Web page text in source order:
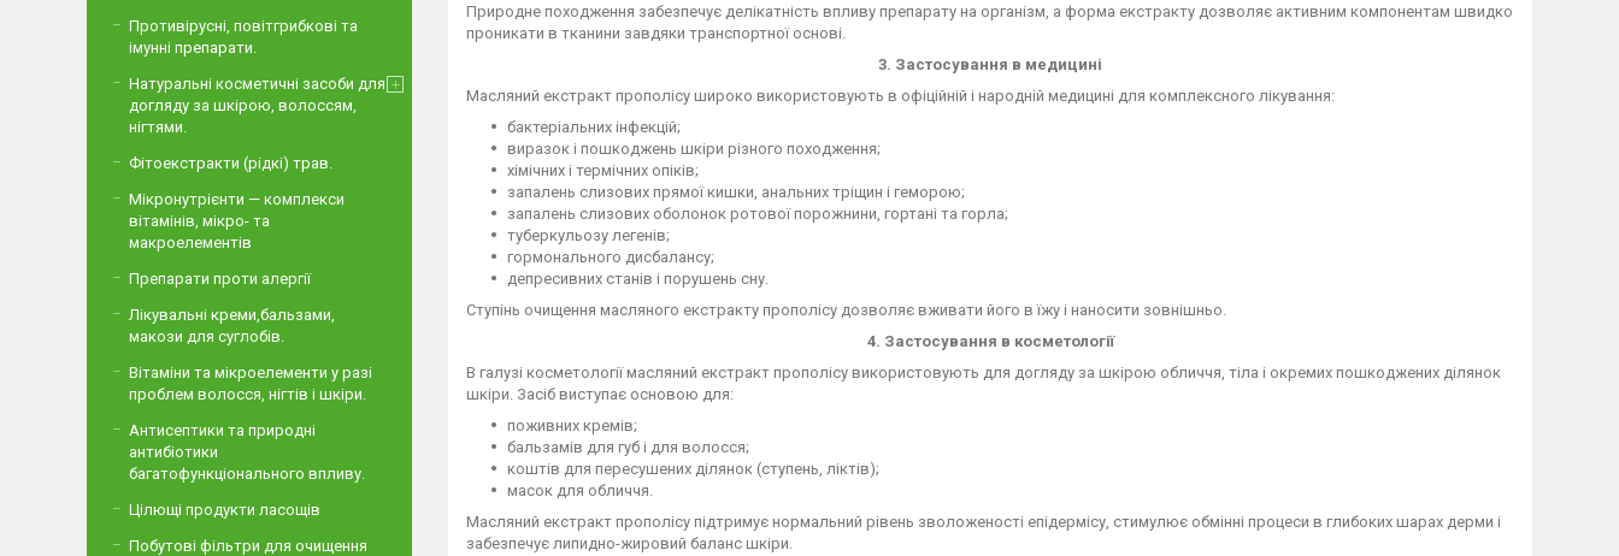
Природне походження забезпечує делікатність впливу препарату на організм, а форма екстракту дозволяє активним компонентам швидко
проникати в тканини завдяки транспортної основі.
3. Застосування в медицині
Масляний екстракт прополісу широко використовують в офіційній і народній медицині для комплексного лікування:
бактеріальних інфекцій;
виразок і пошкоджень шкіри різного походження;
хімічних і термічних опіків;
запалень слизових прямої кишки, анальних тріщин і геморою;
запалень слизових оболонок ротової порожнини, гортані та горла;
туберкульозу легенів;
гормонального дисбалансу;
депресивних станів і порушень сну.
Ступінь очищення масляного екстракту прополісу дозволяє вживати його в їжу і наносити зовнішньо.
4. Застосування в косметології
В галузі косметології масляний екстракт прополісу використовують для догляду за шкірою обличчя, тіла і окремих пошкоджених ділянок
шкіри. Засіб виступає основою для:
поживних кремів;
бальзамів для губ і для волосся;
коштів для пересушених ділянок (ступень, ліктів);
масок для обличчя.
Масляний екстракт прополісу підтримує нормальний рівень зволоженості епідермісу, стимулює обмінні процеси в глибоких шарах дерми і
забезпечує липидно-жировий баланс шкіри.
Противірусні, повітгрибкові та
імунні препарати.
Натуральні косметичні засоби для
догляду за шкірою, волоссям,
нігтями.
Фітоекстракти (рідкі) трав.
Мікронутрієнти — комплекси
вітамінів, мікро- та
макроелементів
Препарати проти алергії
Лікувальні креми,бальзами,
макози для суглобів.
Вітаміни та мікроелементи у разі
проблем волосся, нігтів і шкіри.
Антисептики та природні
антибіотики
багатофункціонального впливу.
Цілющі продукти ласощів
Побутові фільтри для очищення